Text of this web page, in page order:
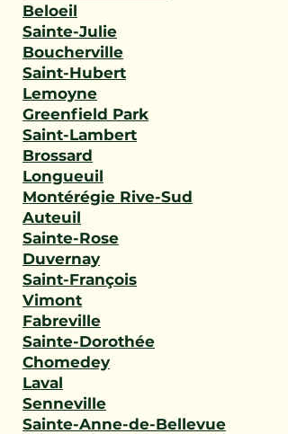
Beloeil
Sainte-Julie
Boucherville
Saint-Hubert
Lemoyne
Greenfield Park
Saint-Lambert
Brossard
Longueuil
Montérégie Rive-Sud
Auteuil
Sainte-Rose
Duvernay
Saint-François
Vimont
Fabreville
Sainte-Dorothée
Chomedey
Laval
Senneville
Sainte-Anne-de-Bellevue